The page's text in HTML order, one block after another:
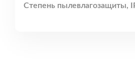
Степень пылевлагозащиты,